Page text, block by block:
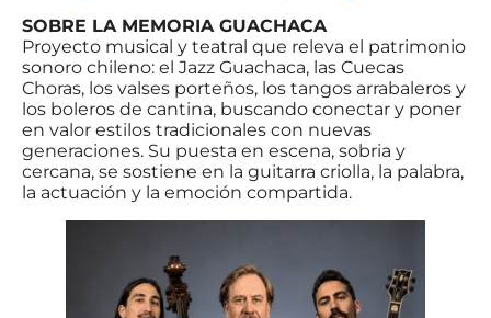
SOBRE LA MEMORIA GUACHACA
Proyecto musical y teatral que releva el patrimonio
sonoro chileno: el Jazz Guachaca, las Cuecas
Choras, los valses porteños, los tangos arrabaleros y
los boleros de cantina, buscando conectar y poner
en valor estilos tradicionales con nuevas
generaciones. Su puesta en escena, sobria y
cercana, se sostiene en la guitarra criolla, la palabra,
la actuación y la emoción compartida.